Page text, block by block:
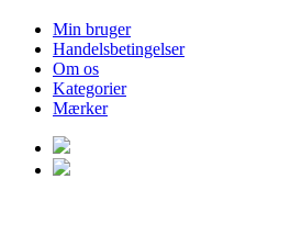
Min bruger
Handelsbetingelser
Om os
Kategorier
Mærker